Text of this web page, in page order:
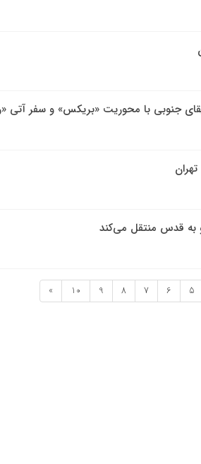
جنوبی با محوریت «بریکس» و سفر آتی
به قدس منتقل می‌کند
5
6
7
8
9
10
»